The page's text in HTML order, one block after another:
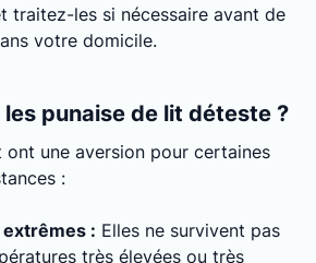
traitez-les si nécessaire avant de
votre domicile.
punaise de lit déteste ?
ont une aversion pour certaines
:
: Elles ne survivent pas
très élevées ou très